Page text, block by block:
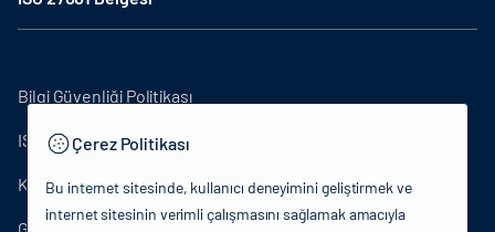
Bilgi Güvenliği Politikası
ISO27001
KVKK Aydınlatma Metni
Çerez Politikası
Bu internet sitesinde, kullanıcı deneyimini geliştirmek ve
internet sitesinin verimli çalışmasını sağlamak amacıyla